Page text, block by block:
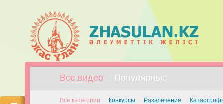
Все видео Популярные
Все категории Конкурсы Развлечение